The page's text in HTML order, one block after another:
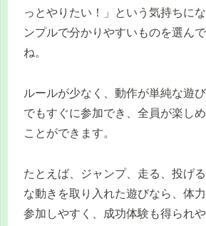
っとやりたい！」という気持ちに
ンプルで分かりやすいものを選ん
ね。
ルールが少なく、動作が単純な遊
でもすぐに参加でき、全員が楽し
ことができます。
たとえば、ジャンプ、走る、投げ
な動きを取り入れた遊びなら、体
参加しやすく、成功体験も得られや